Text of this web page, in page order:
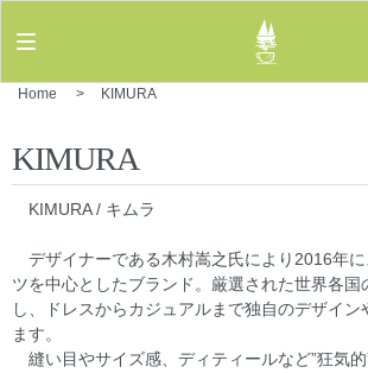
Home > KIMURA
KIMURA
KIMURA / キムラ
デザイナーである木村嵩之氏により2016年に
ツを中心としたブランド。厳選された世界各国
し、ドレスからカジュアルまで独自のデザイ
ます。
縫い目やサイズ感、ディティールなど”狂気